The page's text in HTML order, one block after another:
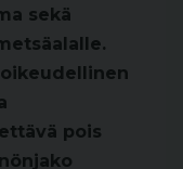
sekä
pois